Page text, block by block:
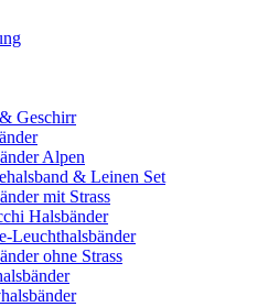
Geschirr
Alpen
& Leinen Set
mit Strass
Halsbänder
Leuchthalsbänder
ohne Strass